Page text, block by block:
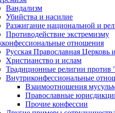
Вандализм
Убийства и насилие
Разжигание национальной и
Противодействие экстремизму
отношения
Русская Православная Церковь
Христианство и ислам
Традиционные религии против
Внутриконфессиональные
Взаимоотношения
Православные
Прочие конфессии